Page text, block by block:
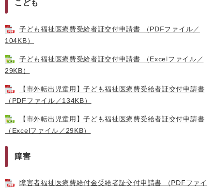
こども
子ども福祉医療費受給者証交付申請書 （PDFファイル／
104KB）
子ども福祉医療費受給者証交付申請書 （Excelファイル／
29KB）
【市外転出児童用】子ども福祉医療費受給者証交付申請書
（PDFファイル／134KB）
【市外転出児童用】子ども福祉医療費受給者証交付申請書
（Excelファイル／29KB）
障害
障害者福祉医療費給付金受給者証交付申請書 （PDFファイ